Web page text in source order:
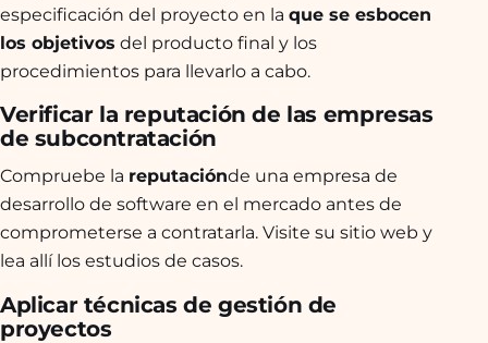
especificación del proyecto en la que se esbocen
los objetivos del producto final y los
procedimientos para llevarlo a cabo.
Verificar la reputación de las empresas
de subcontratación
Compruebe la reputaciónde una empresa de
desarrollo de software en el mercado antes de
comprometerse a contratarla. Visite su sitio web y
lea allí los estudios de casos.
Aplicar técnicas de gestión de
proyectos